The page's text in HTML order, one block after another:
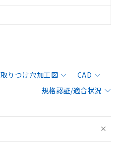
取りつけ穴加工図
CAD
規格認証/適合状況